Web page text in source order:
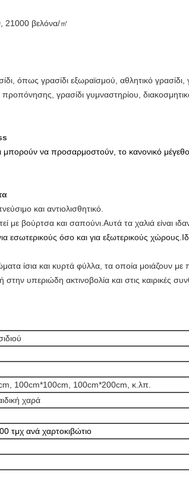
21000 βελόνα/㎡
όπως γρασίδι εξωραϊσμού, αθλητικό γρασίδι,
προπόνησης, γρασίδι γυμναστηρίου,
μπορούν να προσαρμοστούν, το κανονικό
και αντιολισθητικό.
βούρτσα και σαπούνι.Αυτά τα χαλιά είναι
εσωτερικούς όσο και για εξωτερικούς
ίσια και κυρτά φύλλα, τα οποία μοιάζουν με
υπεριώδη ακτινοβολία και στις καιρικές
100cm*100cm, 100cm*200cm, κ.λπ.
χαρά
τμχ ανά χαρτοκιβώτιο